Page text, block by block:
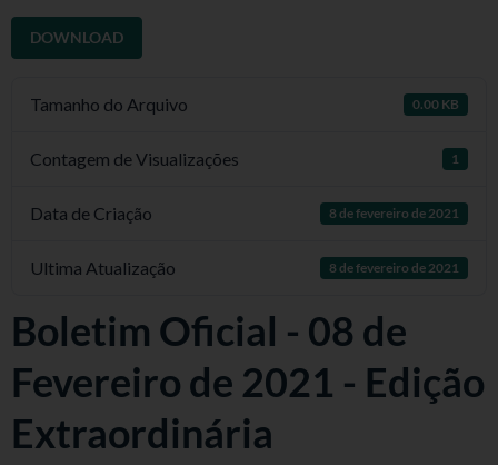
DOWNLOAD
Tamanho do Arquivo 0.00 KB
Contagem de Visualizações 1
Data de Criação 8 de fevereiro de 2021
Ultima Atualização 8 de fevereiro de 2021
Boletim Oficial - 08 de
Fevereiro de 2021 - Edição
Extraordinária